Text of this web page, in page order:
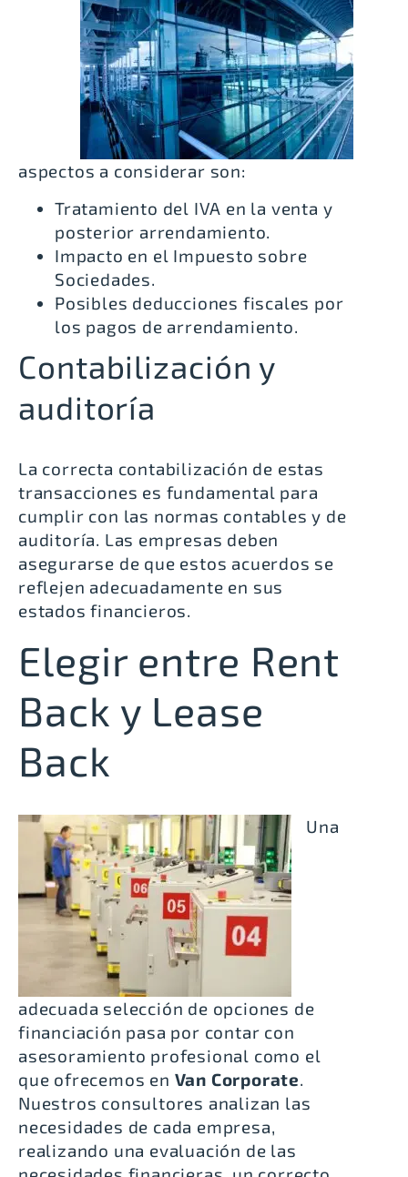
aspectos a considerar son:
Tratamiento del IVA en la venta y
posterior arrendamiento.
Impacto en el Impuesto sobre
Sociedades.
Posibles deducciones fiscales por
los pagos de arrendamiento.
Contabilización y
auditoría
La correcta contabilización de estas
transacciones es fundamental para
cumplir con las normas contables y de
auditoría. Las empresas deben
asegurarse de que estos acuerdos se
reflejen adecuadamente en sus
estados financieros.
Elegir entre Rent
Back y Lease
Back
Una
adecuada selección de opciones de
financiación pasa por contar con
asesoramiento profesional como el
que ofrecemos en Van Corporate.
Nuestros consultores analizan las
necesidades de cada empresa,
realizando una evaluación de las